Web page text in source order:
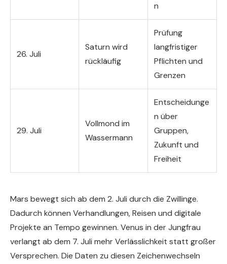
n
26. Juli
Saturn wird
rückläufig
Prüfung
langfristiger
Pflichten und
Grenzen
29. Juli
Vollmond im
Wassermann
Entscheidunge
n über
Gruppen,
Zukunft und
Freiheit
Mars bewegt sich ab dem 2. Juli durch die Zwillinge.
Dadurch können Verhandlungen, Reisen und digitale
Projekte an Tempo gewinnen. Venus in der Jungfrau
verlangt ab dem 7. Juli mehr Verlässlichkeit statt großer
Versprechen. Die Daten zu diesen Zeichenwechseln